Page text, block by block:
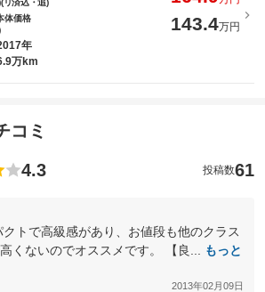
体価格
143.4万円
年
万km
コミ
4.3 投稿数61
クトで高級感があり、お値段も他のクラス
くないのでオススメです。 【良...
もっと
2013年02月09日